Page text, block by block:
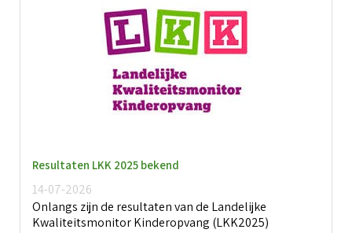
Resultaten LKK 2025 bekend
14-07-2026
Onlangs zijn de resultaten van de Landelijke
Kwaliteitsmonitor Kinderopvang (LKK2025)